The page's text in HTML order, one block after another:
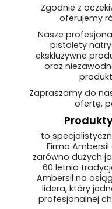
Zgodnie z
oferujemy
Nasze
pistolety
ekskluzywne
oraz
Zapraszamy do
ofertę,
to
Firma
zarówno dużych
60 letnia
Ambersil na
lidera, który
profesjonalnej